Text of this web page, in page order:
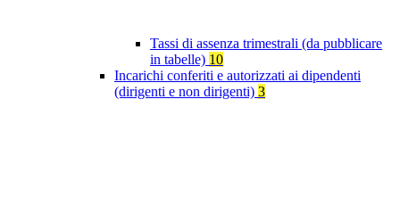
Tassi di assenza trimestrali (da pubblicare
in tabelle) 10
Incarichi conferiti e autorizzati ai dipendenti
(dirigenti e non dirigenti) 3